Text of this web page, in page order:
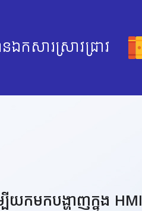
ឯកសារស្រាវជ្រាវ
យកមកបង្ហាញក្នុង HMI